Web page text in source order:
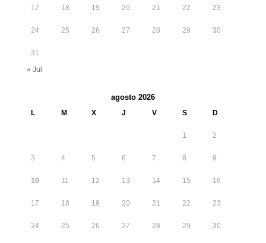
17 18 19 20 21 22 23
24 25 26 27 28 29 30
31
« Jul
agosto 2026
L M X J V S D
1 2
3 4 5 6 7 8 9
10 11 12 13 14 15 16
17 18 19 20 21 22 23
24 25 26 27 28 29 30